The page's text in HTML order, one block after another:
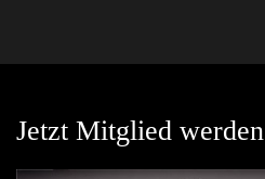
Jetzt Mitglied werden